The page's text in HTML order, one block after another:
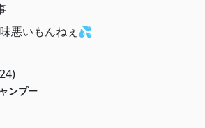
悪いもんねぇ💦
ンプー